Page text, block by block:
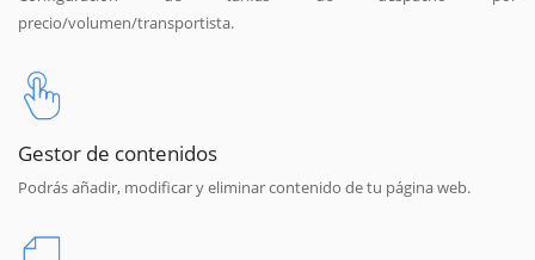
precio/volumen/transportista.
Gestor de contenidos
Podrás añadir, modificar y eliminar contenido de tu página web.